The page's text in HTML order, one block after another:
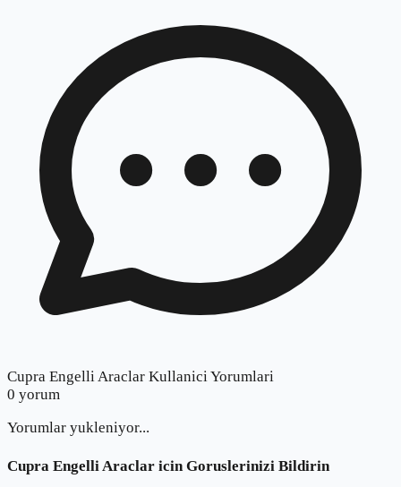
Cupra Engelli Araclar Kullanici Yorumlari
0 yorum
Yorumlar yukleniyor...
Cupra Engelli Araclar icin Goruslerinizi Bildirin